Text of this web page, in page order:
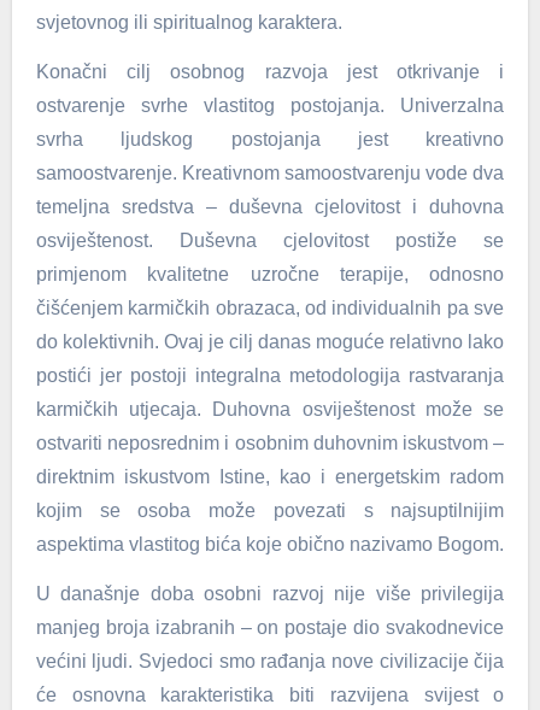
svjetovnog ili spiritualnog karaktera.
Konačni cilj osobnog razvoja jest otkrivanje i
ostvarenje svrhe vlastitog postojanja. Univerzalna
svrha ljudskog postojanja jest kreativno
samoostvarenje. Kreativnom samoostvarenju vode dva
temeljna sredstva – duševna cjelovitost i duhovna
osviještenost. Duševna cjelovitost postiže se
primjenom kvalitetne uzročne terapije, odnosno
čišćenjem karmičkih obrazaca, od individualnih pa sve
do kolektivnih. Ovaj je cilj danas moguće relativno lako
postići jer postoji integralna metodologija rastvaranja
karmičkih utjecaja. Duhovna osviještenost može se
ostvariti neposrednim i osobnim duhovnim iskustvom –
direktnim iskustvom Istine, kao i energetskim radom
kojim se osoba može povezati s najsuptilnijim
aspektima vlastitog bića koje obično nazivamo Bogom.
U današnje doba osobni razvoj nije više privilegija
manjeg broja izabranih – on postaje dio svakodnevice
većini ljudi. Svjedoci smo rađanja nove civilizacije čija
će osnovna karakteristika biti razvijena svijest o